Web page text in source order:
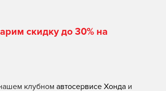
скидку до 30% на
клубном автосервисе Хонда и